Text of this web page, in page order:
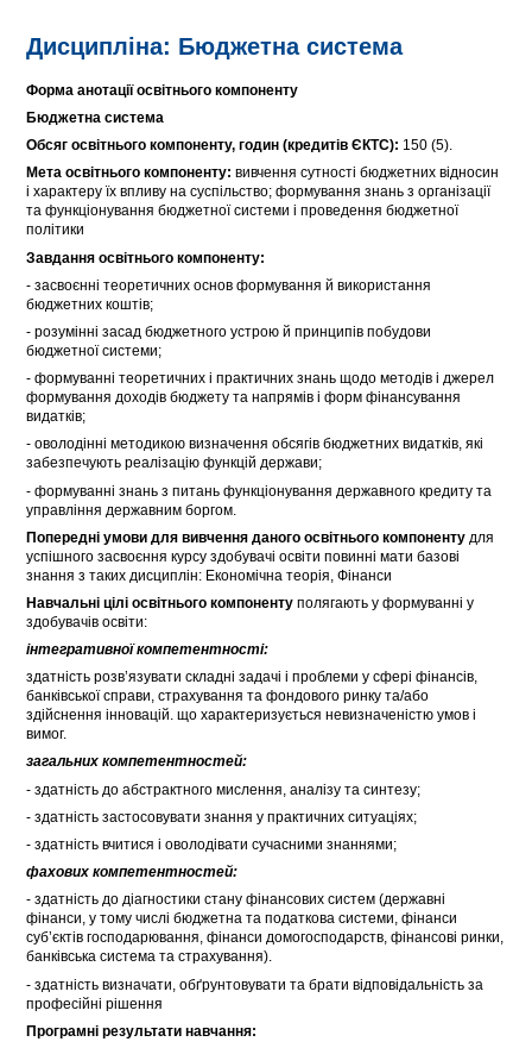
Дисципліна: Бюджетна система
Форма анотації освітнього компоненту
Бюджетна система
Обсяг освітнього компоненту, годин (кредитів ЄКТС): 150 (5).
Мета освітнього компоненту: вивчення сутності бюджетних відносин
і характеру їх впливу на суспільство; формування знань з організації
та функціонування бюджетної системи і проведення бюджетної
політики
Завдання освітнього компоненту:
- засвоєнні теоретичних основ формування й використання
бюджетних коштів;
- розумінні засад бюджетного устрою й принципів побудови
бюджетної системи;
- формуванні теоретичних і практичних знань щодо методів і джерел
формування доходів бюджету та напрямів і форм фінансування
видатків;
- оволодінні методикою визначення обсягів бюджетних видатків, які
забезпечують реалізацію функцій держави;
- формуванні знань з питань функціонування державного кредиту та
управління державним боргом.
Попередні умови для вивчення даного освітнього компоненту для
успішного засвоєння курсу здобувачі освіти повинні мати базові
знання з таких дисциплін: Економічна теорія, Фінанси
Навчальні цілі освітнього компонентуполягають у формуванні у
здобувачів освіти:
інтегративної компетентності:
здатність розв’язувати складні задачі і проблеми у сфері фінансів,
банківської справи, страхування та фондового ринку та/або
здійснення інновацій. що характеризується невизначеністю умов і
вимог.
загальних компетентностей:
- здатність до абстрактного мислення, аналізу та синтезу;
- здатність застосовувати знання у практичних ситуаціях;
- здатність вчитися і оволодівати сучасними знаннями;
фахових компетентностей:
- здатність до діагностики стану фінансових систем (державні
фінанси, у тому числі бюджетна та податкова системи, фінанси
суб’єктів господарювання, фінанси домогосподарств, фінансові ринки,
банківська система та страхування).
- здатність визначати, обґрунтовувати та брати відповідальність за
професійні рішення
Програмні результати навчання: